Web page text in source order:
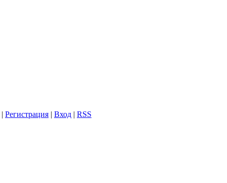
| Регистрация | Вход | RSS